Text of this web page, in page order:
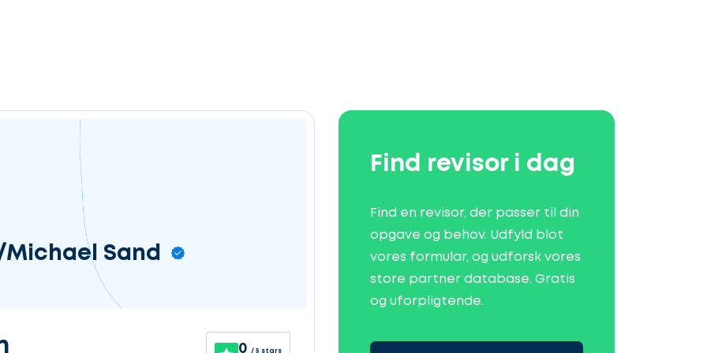
Sand
0 / 5 stars
Find revisor i dag
Find en revisor, der passer til din
opgave og behov. Udfyld blot
vores formular, og udforsk vores
store partner database. Gratis
og uforpligtende.